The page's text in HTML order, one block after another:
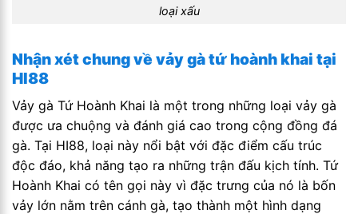
loại xấu
Nhận xét chung về vảy gà tứ hoành khai tại
HI88
Vảy gà Tứ Hoành Khai là một trong những loại vảy gà
được ưa chuộng và đánh giá cao trong cộng đồng đá
gà. Tại HI88, loại này nổi bật với đặc điểm cấu trúc
độc đáo, khả năng tạo ra những trận đấu kịch tính. Tứ
Hoành Khai có tên gọi này vì đặc trưng của nó là bốn
vảy lớn nằm trên cánh gà, tạo thành một hình dạng